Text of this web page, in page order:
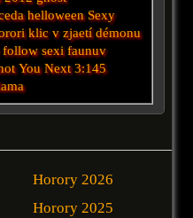
helloween Sexy
klic v zjaetí démonu
follow sexi faunuv
You Next 3:145
Horory 2026
Horory 2025